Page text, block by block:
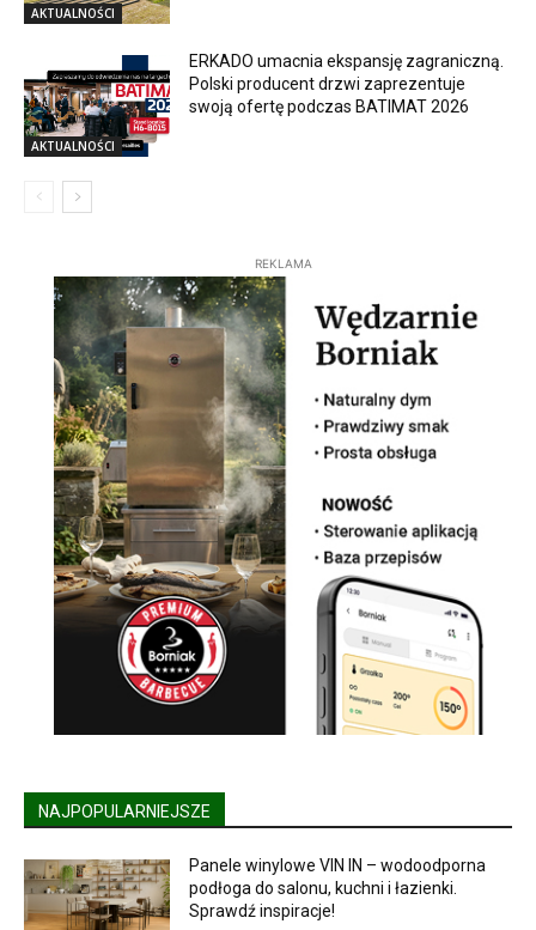
AKTUALNOŚCI
AKTUALNOŚCI
ERKADO umacnia ekspansję zagraniczną.
Polski producent drzwi zaprezentuje
swoją ofertę podczas BATIMAT 2026
REKLAMA
NAJPOPULARNIEJSZE
Panele winylowe VIN IN – wodoodporna
podłoga do salonu, kuchni i łazienki.
Sprawdź inspiracje!